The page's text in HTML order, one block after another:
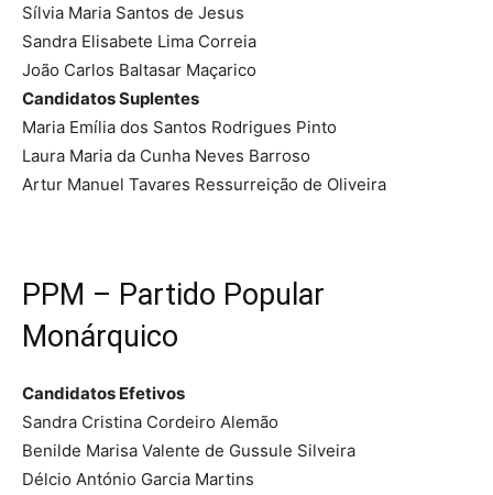
Sílvia Maria Santos de Jesus
Sandra Elisabete Lima Correia
João Carlos Baltasar Maçarico
Candidatos Suplentes
Maria Emília dos Santos Rodrigues Pinto
Laura Maria da Cunha Neves Barroso
Artur Manuel Tavares Ressurreição de Oliveira
PPM – Partido Popular
Monárquico
Candidatos Efetivos
Sandra Cristina Cordeiro Alemão
Benilde Marisa Valente de Gussule Silveira
Délcio António Garcia Martins